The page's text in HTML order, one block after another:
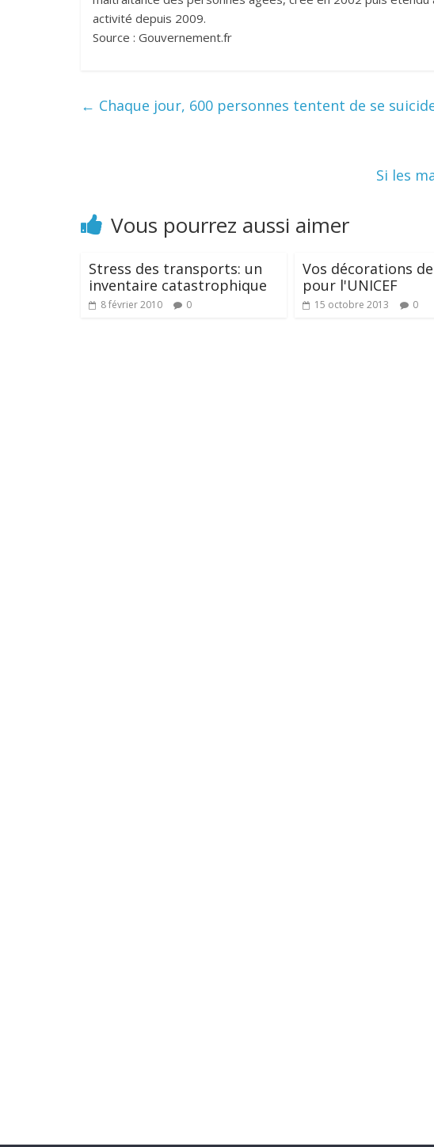
activité depuis 2009.
Source : Gouvernement.fr
← Chaque jour, 600 personnes tentent de se
Si les
Vous pourrez aussi aimer
Stress des transports: un
inventaire catastrophique
8 février 2010 0
Vos décorations
pour l'UNICEF
15 octobre 2013 0